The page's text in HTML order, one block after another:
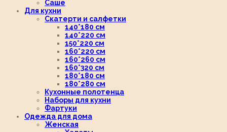
Саше
Для кухни
Скатерти и салфетки
140*180 см
140*220 см
150*220 см
160*220 см
160*260 см
160*320 см
180*180 см
180*280 см
Кухонные полотенца
Наборы для кухни
Фартуки
Одежда для дома
Женская